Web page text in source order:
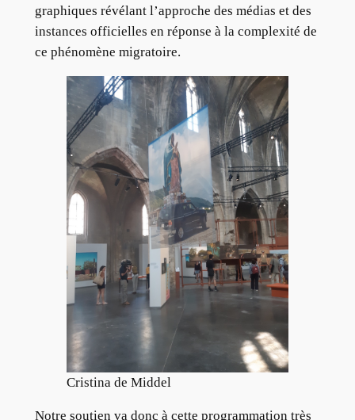
graphiques révélant l’approche des médias et des
instances officielles en réponse à la complexité de
ce phénomène migratoire.
Cristina de Middel
Notre soutien va donc à cette programmation très